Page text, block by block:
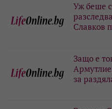
Уж беше
Славков
Защо е
за